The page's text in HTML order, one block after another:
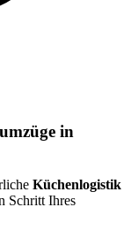
in
Küchenlogistik
Schritt Ihres